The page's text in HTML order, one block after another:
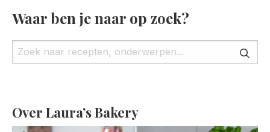
Waar ben je naar op zoek?
Over Laura’s Bakery